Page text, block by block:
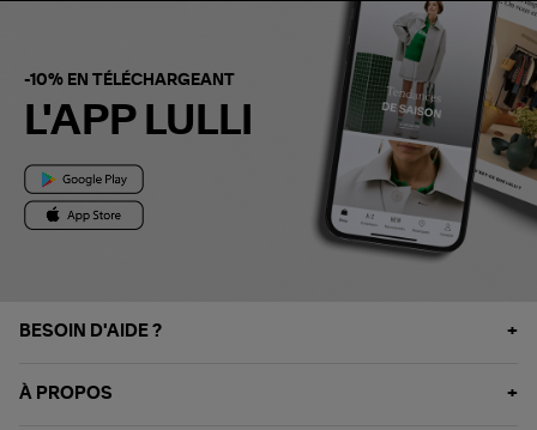
-10% EN TÉLÉCHARGEANT
L'APP LULLI
BESOIN D'AIDE ?
À PROPOS